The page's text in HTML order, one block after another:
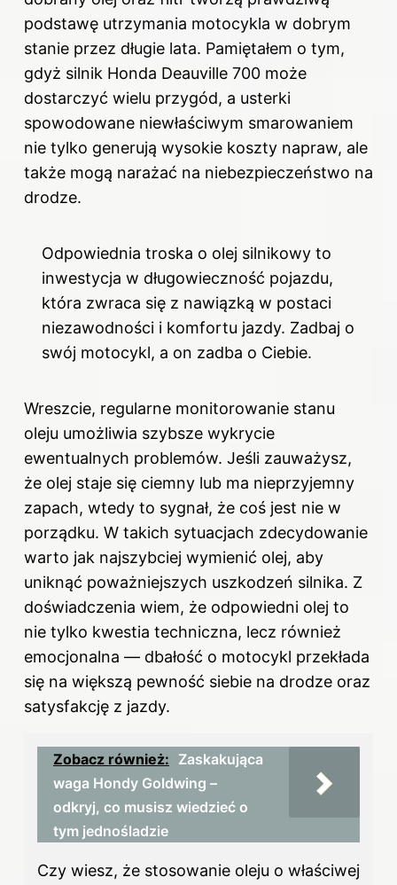
podstawę utrzymania motocykla w dobrym
stanie przez długie lata. Pamiętałem o tym,
gdyż silnik Honda Deauville 700 może
dostarczyć wielu przygód, a usterki
spowodowane niewłaściwym smarowaniem
nie tylko generują wysokie koszty napraw, ale
także mogą narażać na niebezpieczeństwo na
drodze.
Odpowiednia troska o olej silnikowy to
inwestycja w długowieczność pojazdu,
która zwraca się z nawiązką w postaci
niezawodności i komfortu jazdy. Zadbaj o
swój motocykl, a on zadba o Ciebie.
Wreszcie, regularne monitorowanie stanu
oleju umożliwia szybsze wykrycie
ewentualnych problemów. Jeśli zauważysz,
że olej staje się ciemny lub ma nieprzyjemny
zapach, wtedy to sygnał, że coś jest nie w
porządku. W takich sytuacjach zdecydowanie
warto jak najszybciej wymienić olej, aby
uniknąć poważniejszych uszkodzeń silnika. Z
doświadczenia wiem, że odpowiedni olej to
nie tylko kwestia techniczna, lecz również
emocjonalna — dbałość o motocykl przekłada
się na większą pewność siebie na drodze oraz
satysfakcję z jazdy.
Zobacz również: Zaskakująca
waga Hondy Goldwing –
odkryj, co musisz wiedzieć o
tym jednośladzie
Czy wiesz, że stosowanie oleju o właściwej